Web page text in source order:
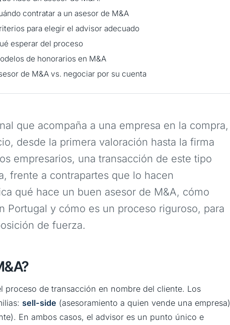
contratar a un asesor de M&A
para elegir el advisor adecuado
esperar del proceso
de honorarios en M&A
de M&A vs. negociar por su cuenta
que acompaña a una empresa en la compra,
desde la primera valoración hasta la firma
empresarios, una transacción de este tipo
frente a contrapartes que lo hacen
qué hace un buen asesor de M&A, cómo
Portugal y cómo es un proceso riguroso, para
de fuerza.
proceso de transacción en nombre del cliente. Los
sell-side (asesoramiento a quien vende una empresa)
En ambos casos, el advisor es un punto único e